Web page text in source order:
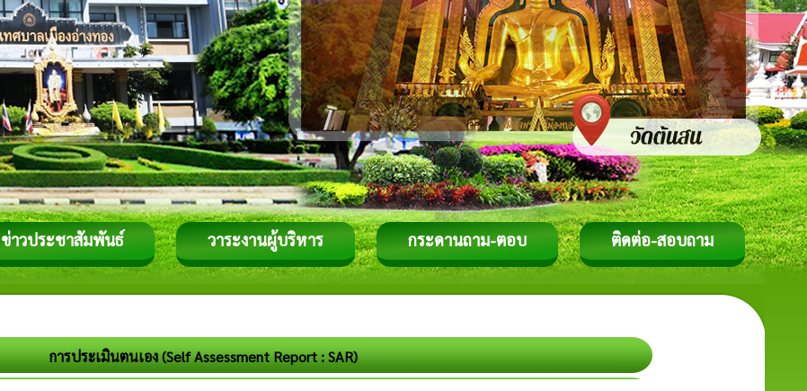
ข่าวประชาสัมพันธ์ วาระงานผู้บริหาร กระดานถาม-ตอบ ติดต่อ-สอบถาม
การประเมินตนเอง (Self Assessment Report : SAR)